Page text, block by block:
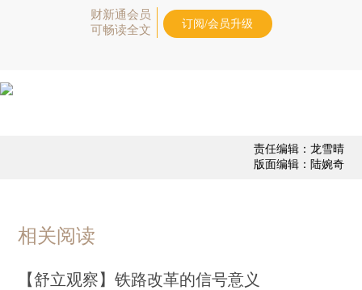
财新通会员
可畅读全文
订阅/会员升级
责任编辑：龙雪晴
版面编辑：陆婉奇
相关阅读
【舒立观察】铁路改革的信号意义